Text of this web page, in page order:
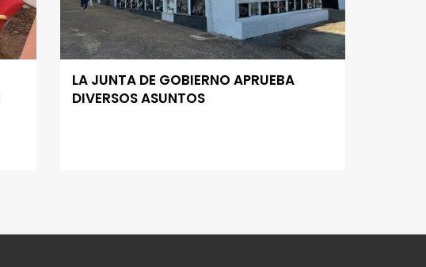
LA JUNTA DE GOBIERNO APRUEBA
DIVERSOS ASUNTOS